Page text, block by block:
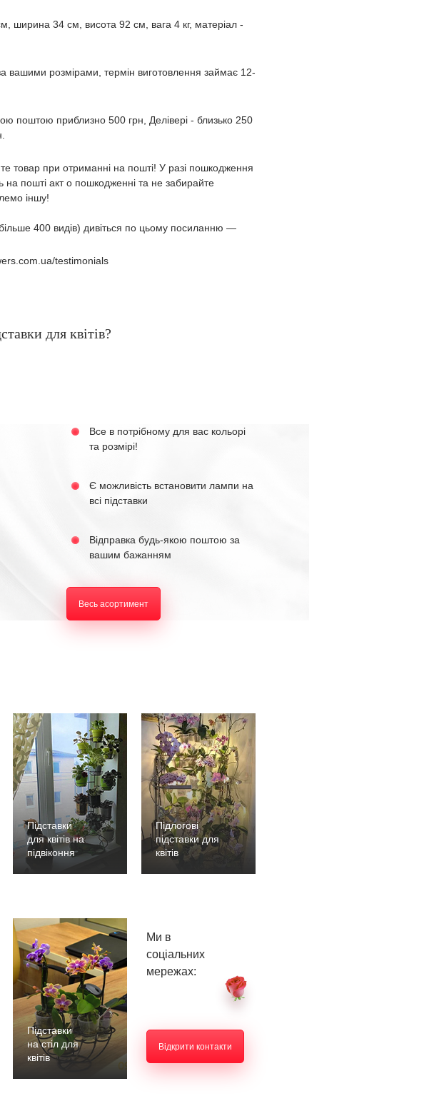
ширина 34 см, висота 92 см, вага 4 кг, матеріал -
вашими розмірами, термін виготовлення займає 12-
поштою приблизно 500 грн, Делівері - близько 250
товар при отриманні на пошті! У разі пошкодження
на пошті акт о пошкодженні та не забирайте
іншу!
400 видів) дивіться по цьому посиланню —
testimonials
для квітів?
Все в потрібному для вас кольорі
та розмірі!
Є можливість встановити лампи на
всі підставки
Відправка будь-якою поштою за
вашим бажанням
Весь асортимент
Підставки
для квітів на
підвіконня
Підлогові
підставки для
квітів
Підставки
на стіл для
квітів
Ми в
соціальних
мережах:
Відкрити контакти